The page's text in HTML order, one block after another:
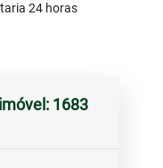
24 horas
1683